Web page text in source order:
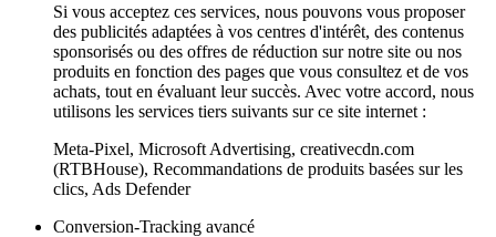
Si vous acceptez ces services, nous pouvons vous proposer
des publicités adaptées à vos centres d'intérêt, des contenus
sponsorisés ou des offres de réduction sur notre site ou nos
produits en fonction des pages que vous consultez et de vos
achats, tout en évaluant leur succès. Avec votre accord, nous
utilisons les services tiers suivants sur ce site internet :
Meta-Pixel, Microsoft Advertising, creativecdn.com
(RTBHouse), Recommandations de produits basées sur les
clics, Ads Defender
Conversion-Tracking avancé